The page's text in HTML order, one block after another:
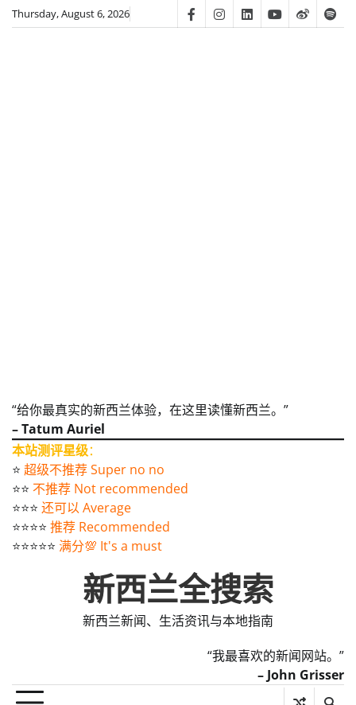
SkipThursday, August 6, 2026 FacebookInstagram
LinkedinYoutube
Weibo
“给你最真实的新西兰体验，在这里读懂新西兰。”
– Tatum Auriel
本站测评星级：
⭐️ 超级不推荐 Super no no
⭐️⭐️ 不推荐 Not recommended
⭐️⭐️⭐️ 还可以 Average
⭐️⭐️⭐️⭐️ 推荐 Recommended
⭐️⭐️⭐️⭐️⭐️ 满分💯 It's a must
新西兰全搜索
新西兰新闻、生活资讯与本地指南
“我最喜欢的新闻网站。”
– John Grisser